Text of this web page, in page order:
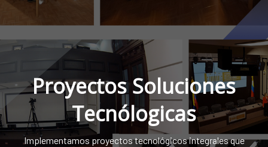
Proyectos Soluciones
Tecnólogicas
Implementamos proyectos tecnológicos integrales que